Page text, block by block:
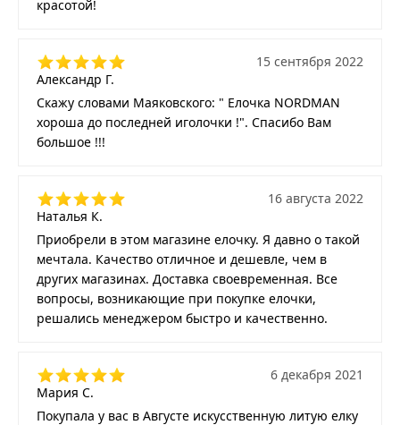
красотой!
Александр Г.
15 сентября 2022
Скажу словами Маяковского: " Елочка NORDMAN
хороша до последней иголочки !". Спасибо Вам
большое !!!
Наталья К.
16 августа 2022
Приобрели в этом магазине елочку. Я давно о такой
мечтала. Качество отличное и дешевле, чем в
других магазинах. Доставка своевременная. Все
вопросы, возникающие при покупке елочки,
решались менеджером быстро и качественно.
Мария С.
6 декабря 2021
Покупала у вас в Августе искусственную литую елку